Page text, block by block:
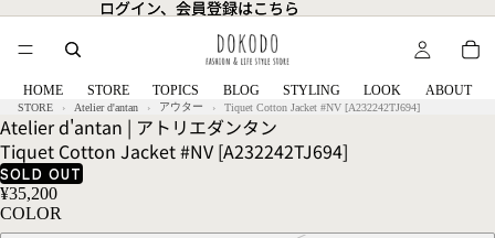
ログイン、会員登録はこちら
ログイン、会員登録はこちら
HOME STORE TOPICS BLOG STYLING LOOK ABOUT
STORE Atelier d'antan アウター Tiquet Cotton Jacket #NV [A232242TJ694]
Atelier d'antan | アトリエダンタン
Tiquet Cotton Jacket #NV [A232242TJ694]
SOLD OUT
¥35,200
COLOR